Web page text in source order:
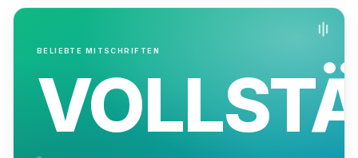
BELIEBTE MITSCHRIFTEN